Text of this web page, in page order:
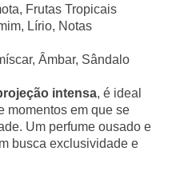
Frutas Tropicais
Lírio, Notas
Âmbar, Sândalo
intensa, é ideal
momentos em que se
Um perfume ousado e
busca exclusividade e